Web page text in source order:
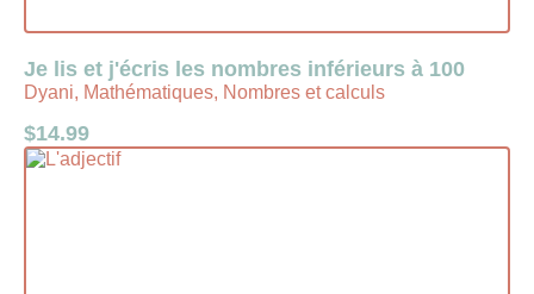
Je lis et j'écris les nombres inférieurs à 100
Dyani, Mathématiques, Nombres et calculs
$14.99